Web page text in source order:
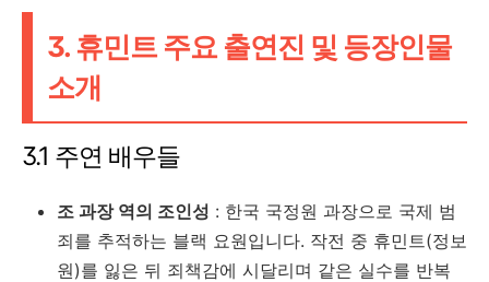
3. 휴민트 주요 출연진 및 등장인물
소개
3.1 주연 배우들
조 과장 역의 조인성 : 한국 국정원 과장으로 국제 범
죄를 추적하는 블랙 요원입니다. 작전 중 휴민트(정보
원)를 잃은 뒤 죄책감에 시달리며 같은 실수를 반복